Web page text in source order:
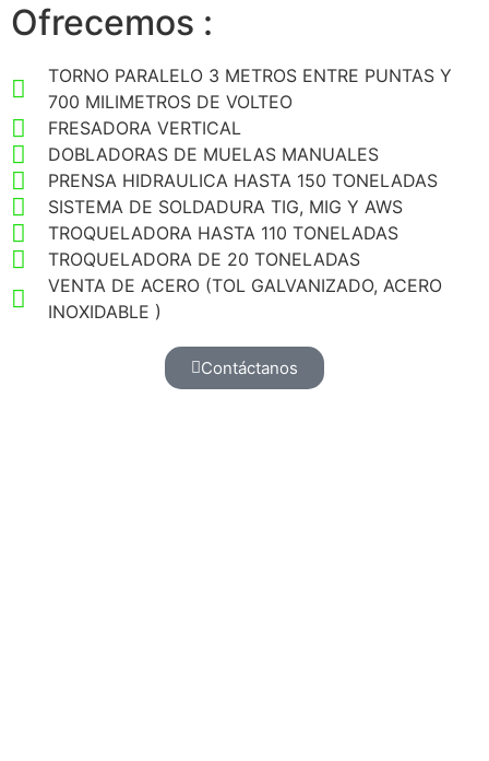
Ofrecemos :
TORNO PARALELO 3 METROS ENTRE PUNTAS Y
700 MILIMETROS DE VOLTEO
FRESADORA VERTICAL
DOBLADORAS DE MUELAS MANUALES
PRENSA HIDRAULICA HASTA 150 TONELADAS
SISTEMA DE SOLDADURA TIG, MIG Y AWS
TROQUELADORA HASTA 110 TONELADAS
TROQUELADORA DE 20 TONELADAS
VENTA DE ACERO (TOL GALVANIZADO, ACERO
INOXIDABLE )
Contáctanos